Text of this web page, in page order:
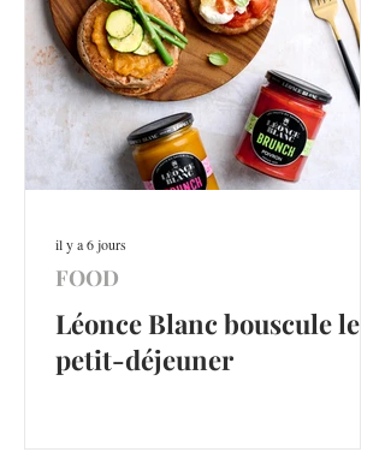
Léonce Blanc bouscule le
petit-déjeuner
FOOD
il y a 6 jours